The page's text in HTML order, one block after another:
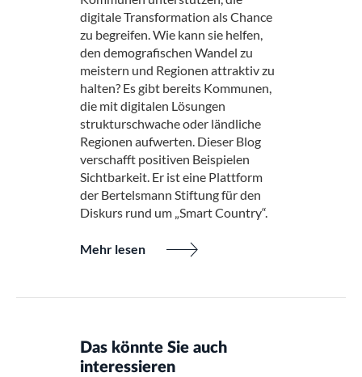
digitale Transformation als Chance
zu begreifen. Wie kann sie helfen,
den demografischen Wandel zu
meistern und Regionen attraktiv zu
halten? Es gibt bereits Kommunen,
die mit digitalen Lösungen
strukturschwache oder ländliche
Regionen aufwerten. Dieser Blog
verschafft positiven Beispielen
Sichtbarkeit. Er ist eine Plattform
der Bertelsmann Stiftung für den
Diskurs rund um „Smart Country“.
Mehr lesen
Das könnte Sie auch
interessieren